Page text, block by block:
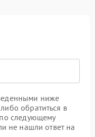
ниже
обратиться в
следующему
не нашли ответ на